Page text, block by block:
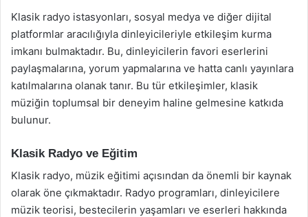
Klasik radyo istasyonları, sosyal medya ve diğer dijital
platformlar aracılığıyla dinleyicileriyle etkileşim kurma
imkanı bulmaktadır. Bu, dinleyicilerin favori eserlerini
paylaşmalarına, yorum yapmalarına ve hatta canlı yayınlara
katılmalarına olanak tanır. Bu tür etkileşimler, klasik
müziğin toplumsal bir deneyim haline gelmesine katkıda
bulunur.
Klasik Radyo ve Eğitim
Klasik radyo, müzik eğitimi açısından da önemli bir kaynak
olarak öne çıkmaktadır. Radyo programları, dinleyicilere
müzik teorisi, bestecilerin yaşamları ve eserleri hakkında